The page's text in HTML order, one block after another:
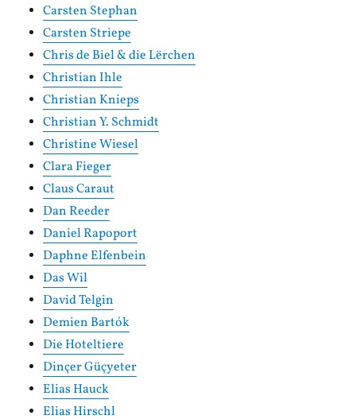
Carsten Stephan
Carsten Striepe
Chris de Biel & die Lërchen
Christian Ihle
Christian Knieps
Christian Y. Schmidt
Christine Wiesel
Clara Fieger
Claus Caraut
Dan Reeder
Daniel Rapoport
Daphne Elfenbein
Das Wil
David Telgin
Demien Bartók
Die Hoteltiere
Dinçer Güçyeter
Elias Hauck
Elias Hirschl